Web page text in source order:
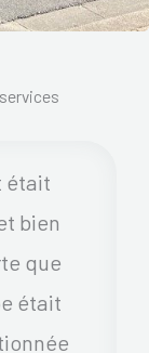
était
bien
que
était